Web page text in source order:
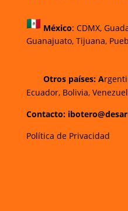
México: CDMX,
Guanajuato, Tijuana,
Otros países: A
Ecuador, Bolivia,
Contacto:
Política de Privacidad